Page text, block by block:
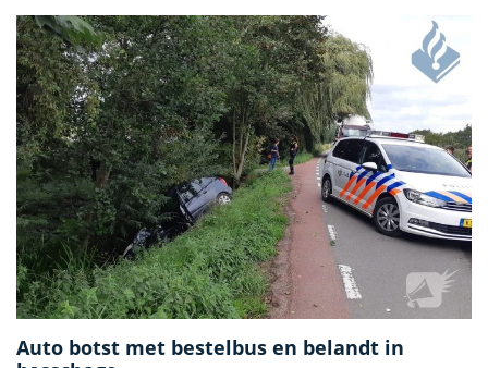
Auto botst met bestelbus en belandt in